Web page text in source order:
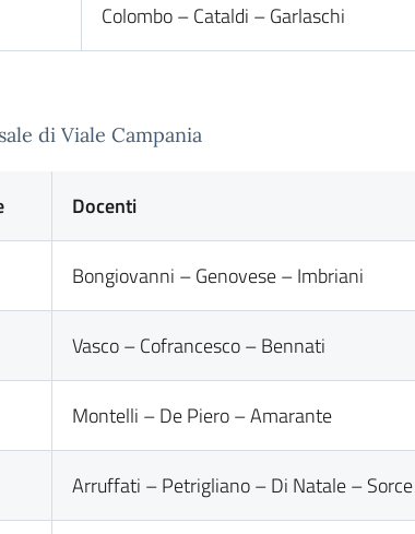
Colombo – Cataldi – Garlaschi
di Viale Campania
Docenti
Bongiovanni – Genovese – Imbriani
Vasco – Cofrancesco – Bennati
Montelli – De Piero – Amarante
Arruffati – Petrigliano – Di Natale – Sorce